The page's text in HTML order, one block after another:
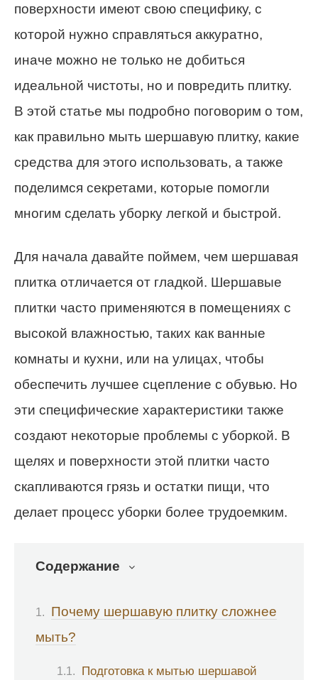
поверхности имеют свою специфику, с
которой нужно справляться аккуратно,
иначе можно не только не добиться
идеальной чистоты, но и повредить плитку.
В этой статье мы подробно поговорим о том,
как правильно мыть шершавую плитку, какие
средства для этого использовать, а также
поделимся секретами, которые помогли
многим сделать уборку легкой и быстрой.
Для начала давайте поймем, чем шершавая
плитка отличается от гладкой. Шершавые
плитки часто применяются в помещениях с
высокой влажностью, таких как ванные
комнаты и кухни, или на улицах, чтобы
обеспечить лучшее сцепление с обувью. Но
эти специфические характеристики также
создают некоторые проблемы с уборкой. В
щелях и поверхности этой плитки часто
скапливаются грязь и остатки пищи, что
делает процесс уборки более трудоемким.
Содержание
Почему шершавую плитку сложнее
мыть?
Подготовка к мытью шершавой